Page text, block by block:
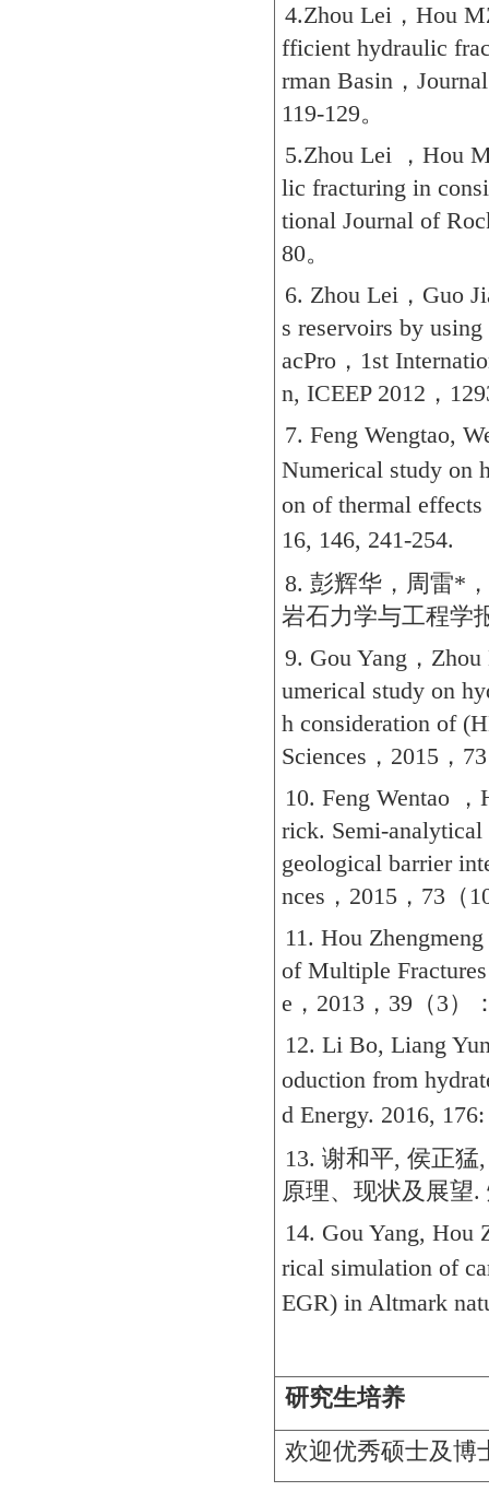
4.Zhou Lei， Hou
fficient hydraulic
rman Basin，
119-129。
5.Zhou Lei
， Hou
lic fracturing in
tional Journal of
80。
6. Zhou Lei， Guo
s reservoirs by
acPro， 1st
n, ICEEP 2012 ，
7. Feng Wengtao,
Numerical study on
on of thermal
16, 146, 241-254.
8. 彭辉华，周雷*
岩石力学与工程学
9. Gou Yang ，
umerical study on
h consideration of
Sciences ， 2015 ， 73
10. Feng Wentao
，
rick. Semi-
geological barrier
nces ， 2015 ， 73 （
11. Hou Zhengmeng
of Multiple
e ， 2013 ， 39 （3）
12. Li Bo, Liang
oduction from
d Energy. 2016,
13. 谢和平, 侯正猛
原理、现状及展望.
14. Gou Yang, Hou
rical simulation of
EGR) in Altmark
研究生培养
欢迎优秀硕士及博